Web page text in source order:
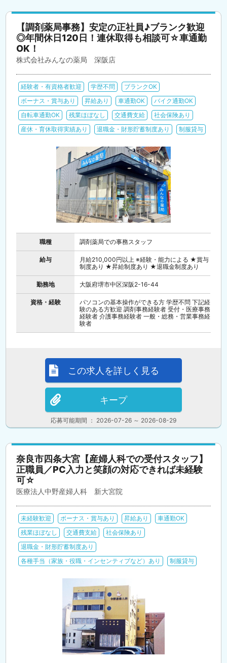
【調剤薬局事務】安定の正社員♪ブランク歓迎
◎年間休日120日！連休取得も相談可☆車通勤
OK！
株式会社みんなの薬局 深阪店
経験者・有資格者歓迎 学歴不問
ブランクOK
ボーナス・賞与あり
昇給あり 車通勤OK
バイク通勤OK
自転車通勤OK
残業ほぼなし 交通費支給
社会保険あり
産休・育休取得実績あり
退職金・財形貯蓄制度あり 制服貸与
職種 調剤薬局での事務スタッフ
給与
月給210,000円以上 ※経験・能力による ★賞与
制度あり ★昇給制度あり ★退職金制度あり
勤務地 大阪府堺市中区深阪2-16-44
資格・経験
パソコンの基本操作ができる方 学歴不問 下記経
験のある方歓迎 調剤事務経験者 受付・医療事務
経験者 介護事務経験者 一般・総務・営業事務経
験者
応募可能期間 ： 2026-07-26 ～ 2026-08-29
この求人を詳しく見る
キープ
奈良市四条大宮【産婦人科での受付スタッフ】
正職員／PC入力と笑顔の対応できれば未経験
可☆
医療法人中野産婦人科 新大宮院
未経験歓迎 ボーナス・賞与あり 昇給あり
車通勤OK
残業ほぼなし
交通費支給
社会保険あり
退職金・財形貯蓄制度あり
各種手当（家族・役職・インセンティブなど）あり
制服貸与